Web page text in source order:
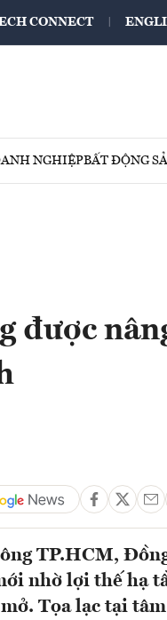
CONNECT
NGHIỆPBẤT ĐỘNG
được
TP.HCM,
nhờ lợi thế hạ
Tọa lạc tại